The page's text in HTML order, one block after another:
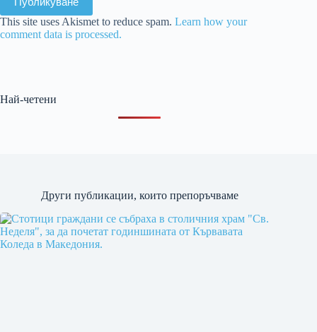
This site uses Akismet to reduce spam. Learn how your
comment data is processed.
Най-четени
Други публикации, които препоръчваме